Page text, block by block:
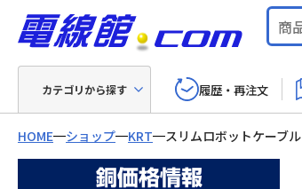
カテゴリから探す 履歴・再注文
HOME ショップ KRT スリムロボットケーブル
銅価格情報